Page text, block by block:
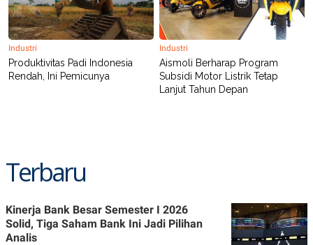
E
P
A
P
E
R
A
D
V
E
R
T
I
D
A
.
I
D
Industri
Produktivitas Padi Indonesia
Rendah, Ini Pemicunya
Industri
Aismoli Berharap Program
Subsidi Motor Listrik Tetap
Lanjut Tahun Depan
Terbaru
Kinerja Bank Besar Semester I 2026
Solid, Tiga Saham Bank Ini Jadi Pilihan
Analis